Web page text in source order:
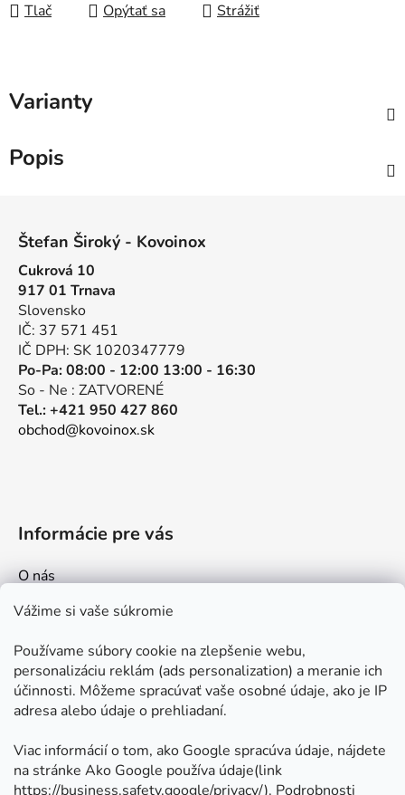
Vážime si vaše súkromie
Používame súbory cookie na zlepšenie webu,
personalizáciu reklám (ads personalization) a meranie ich
účinnosti. Môžeme spracúvať vaše osobné údaje, ako je IP
adresa alebo údaje o prehliadaní.
Viac informácií o tom, ako Google spracúva údaje, nájdete
na stránke Ako Google používa údaje(link
https://business.safety.google/privacy/⁩). Podrobnosti
Tlač Opýtať sa Strážiť
Varianty
Popis
Štefan Široký - Kovoinox
Cukrová 10
917 01 Trnava
Slovensko
IČ: 37 571 451
IČ DPH: SK 1020347779
Po-Pa: 08:00 - 12:00 13:00 - 16:30
So - Ne : ZATVORENÉ
Tel.: +421 950 427 860
obchod@kovoinox.sk
Informácie pre vás
O nás
Kontakt
Ako nakupovať
Obchodné podmienky
Ochrana osobných údajov
Odstúpenie od zmluvy